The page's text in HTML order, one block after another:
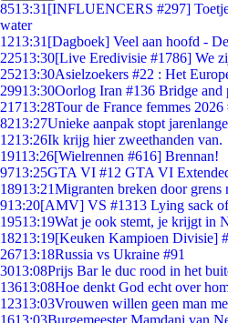
8513:31 [INFLUENCERS #297]
water
1213:31 [Dagboek] Veel aan hoofd -
22513:30[Live Eredivisie #1786] We
25213:30Asielzoekers #22 : Het
29913:30Oorlog Iran #136 Bridge and
21713:28Tour de France femmes
8213:27Unieke aanpak stopt
1213:26Ik krijg hier zweethanden van.
19113:26[Wielrennen #616] Brennan!
9713:25GTA VI #12 GTA VI
18913:21Migranten breken door grens
913:20[AMV] VS #1313 Lying sack
19513:19Wat je ook stemt, je krijgt in
18213:19[Keuken Kampioen Divisie]
26713:18Russia vs Ukraine #91
3013:08Prijs Bar le duc rood in het
13613:08Hoe denkt God echt over
12313:03Vrouwen willen geen man
1613:03Burgemeester Mamdani van